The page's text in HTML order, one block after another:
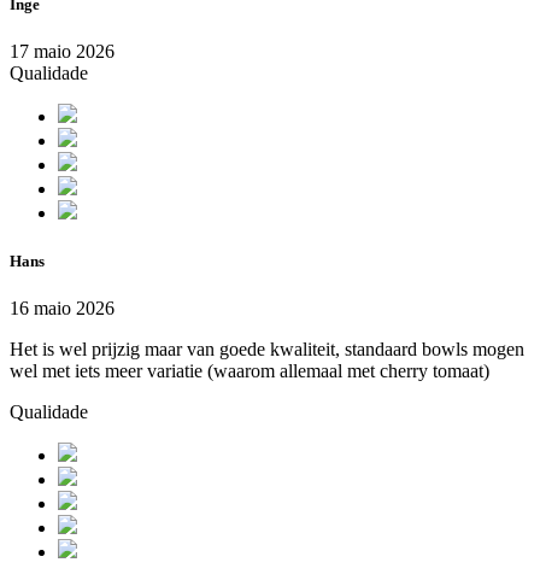
Inge
17 maio 2026
Qualidade
Hans
16 maio 2026
Het is wel prijzig maar van goede kwaliteit, standaard bowls mogen
wel met iets meer variatie (waarom allemaal met cherry tomaat)
Qualidade